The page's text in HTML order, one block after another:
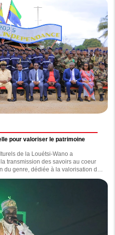
pour valoriser le patrimoine
de la Louétsi-Wano a
transmission des savoirs au coeur
du genre, dédiée à la valorisation du